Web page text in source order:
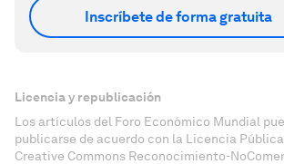
Inscríbete de forma gratuita
Licencia y republicación
Los artículos del Foro Económico Mundial
publicarse de acuerdo con la Licencia
Creative Commons Reconocimiento-